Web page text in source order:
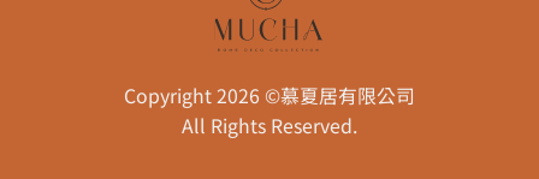
Copyright 2026 ©慕夏居有限公司
All Rights Reserved.